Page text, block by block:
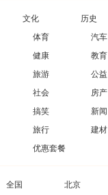
文化 历史
体育
汽车
健康
教育
旅游
公益
社会
房产
搞笑
新闻
旅行
建材
优惠套餐
全国 北京